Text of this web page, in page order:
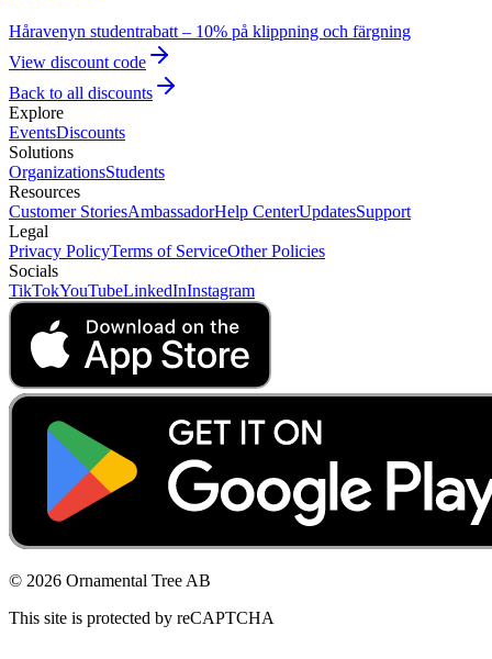
Håravenyn studentrabatt – 10% på klippning och färgning
View discount code
Back to all discounts
Explore
EventsDiscounts
Solutions
OrganizationsStudents
Resources
Customer StoriesAmbassadorHelp CenterUpdatesSupport
Legal
Privacy PolicyTerms of ServiceOther Policies
Socials
TikTokYouTubeLinkedInInstagram
© 2026 Ornamental Tree AB
This site is protected by reCAPTCHA